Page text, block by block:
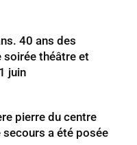
40 ans des
soirée théâtre et
juin
pierre du centre
secours a été posée